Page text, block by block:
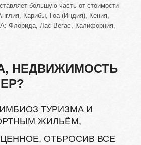
большую часть от стоимости
Карибы, Гоа (Индия), Кения,
Флорида, Лас Вегас, Калифорния,
НЕДВИЖИМОСТЬ
ТУРИЗМА И
ЖИЛЬЁМ,
ОТБРОСИВ ВСЕ